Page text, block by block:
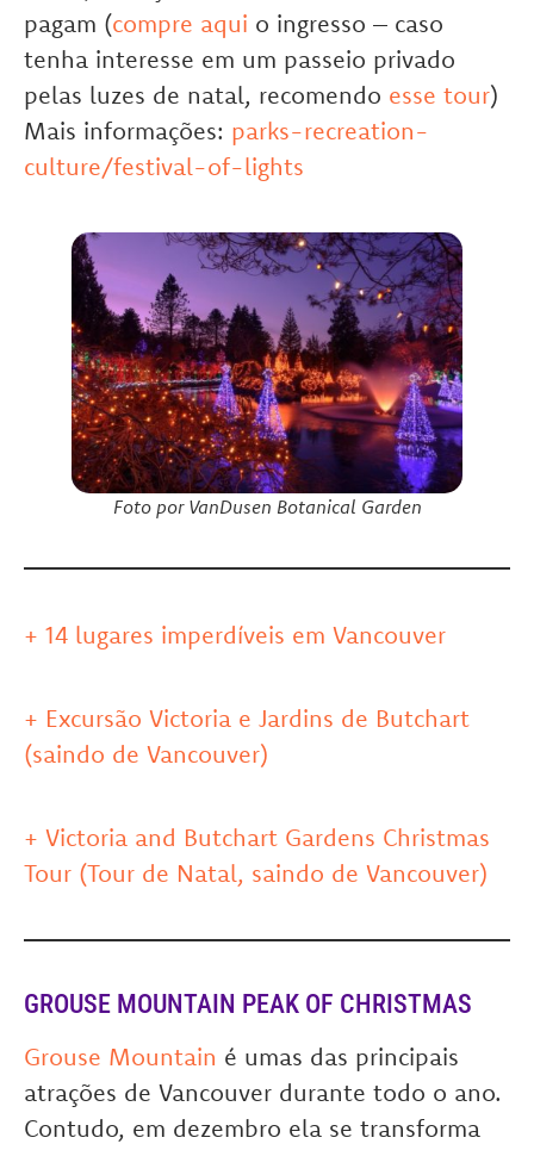
pagam (compre aqui o ingresso – caso
tenha interesse em um passeio privado
pelas luzes de natal, recomendo esse tour)
Mais informações: parks-recreation-
culture/festival-of-lights
Foto por VanDusen Botanical Garden
+ 14 lugares imperdíveis em Vancouver
+ Excursão Victoria e Jardins de Butchart
(saindo de Vancouver)
+ Victoria and Butchart Gardens Christmas
Tour (Tour de Natal, saindo de Vancouver)
GROUSE MOUNTAIN PEAK OF CHRISTMAS
Grouse Mountain é umas das principais
atrações de Vancouver durante todo o ano.
Contudo, em dezembro ela se transforma